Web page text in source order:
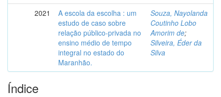
2021
A escola da escolha : um
estudo de caso sobre
relação público-privada no
ensino médio de tempo
integral no estado do
Maranhão.
Souza, Nayolanda
Coutinho Lobo
Amorim de;
Silveira, Éder da
Silva
Índice